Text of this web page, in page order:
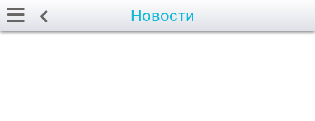
Новости